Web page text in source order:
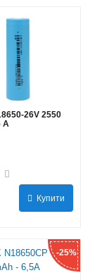
26V 2550
А
Купити
-25%